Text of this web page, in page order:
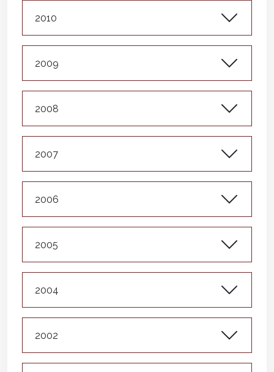
2010
2009
2008
2007
2006
2005
2004
2002